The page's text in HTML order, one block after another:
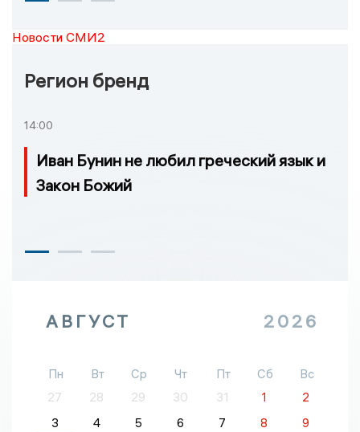
Новости СМИ2
Регион бренд
14:00
Иван Бунин не любил греческий язык и
Закон Божий
АВГУСТ 2026
Пн Вт Ср Чт Пт Сб
Вс
27
28 29 30 31 1
2
3
4 5 6 7 8
9